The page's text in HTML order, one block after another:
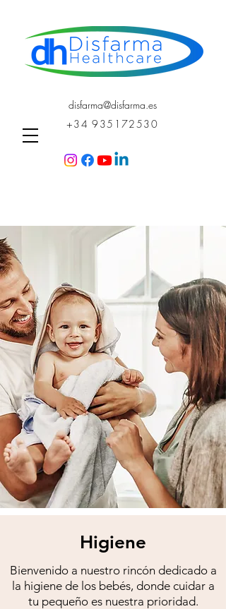
disfarma@disfarma.es
+34 935172530
Higiene
Bienvenido a nuestro rincón dedicado a
la higiene de los bebés, donde cuidar a
tu pequeño es nuestra prioridad.